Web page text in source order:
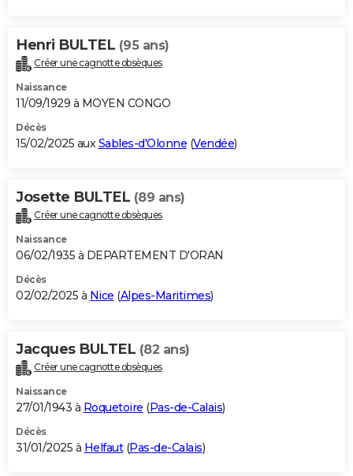
Henri BULTEL (95 ans)
Créer une cagnotte obsèques
Naissance
11/09/1929 à MOYEN CONGO
Décès
15/02/2025 auxSables-d'Olonne (Vendée)
Josette BULTEL (89 ans)
Créer une cagnotte obsèques
Naissance
06/02/1935 à DEPARTEMENT D'ORAN
Décès
02/02/2025 à Nice (Alpes-Maritimes)
Jacques BULTEL (82 ans)
Créer une cagnotte obsèques
Naissance
27/01/1943 à Roquetoire (Pas-de-Calais)
Décès
31/01/2025 à Helfaut(Pas-de-Calais)